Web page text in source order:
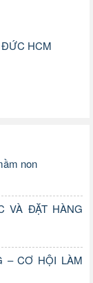
HCM
non
VÀ ĐẶT HÀNG
– CƠ HỘI LÀM